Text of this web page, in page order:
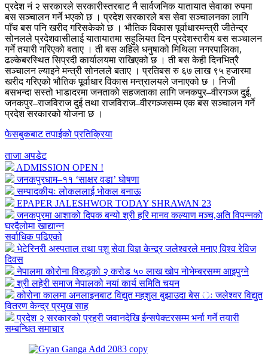
प्रदेश नं २ सरकारले सरकारीस्तरबाट नै सार्वजनिक यातायात सेवाका रुपमा
बस सञ्चालन गर्ने भएको छ । प्रदेश सरकारले बस सेवा सञ्चालनका लागि
पाँच बस पनि खरीद गरिसकेको छ । भौतिक विकास पूर्वाधारमन्त्री जीतेन्द्र
सोनलले प्रदेशवासीलाई यातायातमा सहुलियत दिन प्रदेशस्तरीय बस सञ्चालन
गर्ने तयारी गरिएको बताए । ती बस अहिले धनुषाको मिथिला नगरपालिका,
ढल्केबरस्थित सिप्रदी कार्यालयमा राखिएको छ । ती बस केही दिनभित्रै
सञ्चालन ल्याइने मन्त्री सोनलले बताए । प्रतिबस रु ६७ लाख ९५ हजारमा
खरीद गरिएको भौतिक पूर्वाधार विकास मन्त्रालयले जनाएको छ । निजी
बसभन्दा सस्तो भाडादरमा जनताको सहजताका लागि जनकपुर–वीरगञ्ज दुई,
जनकपुर–राजविराज दुई तथा राजविराज–वीरगञ्जसम्म एक बस सञ्चालन गर्ने
प्रदेश सरकारको योजना छ ।
फेसबुकबाट तपाईको प्रतिक्रिया
ताजा अपडेट
ADMISSION OPEN !
जनकपुरधाम–११ ‘साक्षर वडा’ घोषणा
सम्पादकीयः लोकललाई भोकल बनाऊ
EPAPER JALESHWOR TODAY SHRAWAN 23
जनकपुरमा आशाको दिपक बन्यो श्री हरि मानव कल्याण मञ्च,अति विपन्नको
घरदैलोमा खाद्यान्न
सर्वाधिक पढिएको
भेटेरिनरी अस्पताल तथा पशु सेवा विज्ञ केन्द्र्र जलेश्वरले मनाए विश्व रेविज
दिवस
नेपालमा कोरोना विरुद्धको २ करोड ५० लाख खोप नोभेम्बरसम्म आइपुग्ने
श्री लहेरी समाज नेपालको नयां कार्य समिति चयन
कोरोना कालमा अनलाइनबाट विद्युत महशुल बुझाउदा बेस ः जलेश्वर विद्युत
वितरण केन्द्र प्रमुख साह
प्रदेश २ सरकारको प्रहरी जवानदेखि ईन्सपेक्टरसम्म भर्ना गर्ने तयारी
सम्बन्धित समाचार